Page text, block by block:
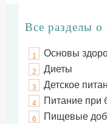
Все разделы о
1 Основы
2 Диеты
3 Детское
4 Питание при
6 Пищевые